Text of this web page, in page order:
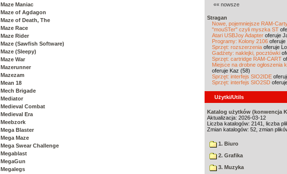
Maze Maniac
Maze of Agdagon
Maze of Death, The
Maze Race
Maze Rider
Maze (Sawfish Software)
Maze (Sleepy)
Maze War
Mazerunner
Mazezam
Mean 18
Mech Brigade
Mediator
Medieval Combat
Medieval Era
Meebzork
Mega Blaster
Mega Maze
Mega Swear Challenge
Megablast
MegaGun
Megalegs
«« nowsze
Stragan
Nowe, pojemniejsze RAM-
"mouSTer" czyli myszka ST
Atari USBJoy Adapter oferuje
Programy: Kolony 2106 oferuje
Sprzęt: rozszerzenia oferuje
Gadżety: naklejki, pocztówki
Sprzęt: cartridge RAM-CART
Miejsce na drobne ogłoszenia
oferuje Kaz (58)
Sprzęt: interfejs SIO2IDE
Sprzęt: interfejs SIO2SD
Użytki/Utils
Katalog użytków (konwencja
Aktualizacja: 2026-03-12
Liczba katalogów: 2141, liczba
Zmian katalogów: 52, zmian
1. Biuro
2. Grafika
3. Muzyka